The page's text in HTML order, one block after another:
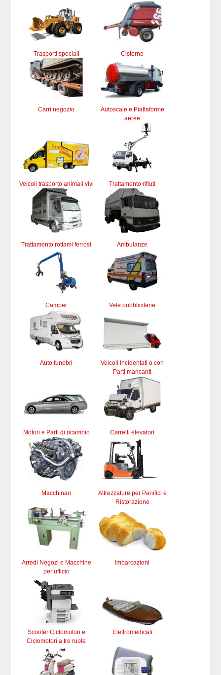
Trasporti speciali Cisterne
Carri negozio
Autoscale e Piattaforme
aeree
Veicoli trasporto animali vivi Trattamento rifiuti
Trattamento rottami ferrosi Ambulanze
Camper Vele pubblicitarie
Auto funebri
Veicoli Incidentati o con
Parti mancanti
Motori e Parti di ricambio Carrelli elevatori
Macchinari
Attrezzature per Panifici e
Ristorazione
Arredi Negozi e Macchine
per ufficio
Imbarcazioni
Scooter Ciclomotori e
Ciclomotori a tre ruote
Elettromedicali